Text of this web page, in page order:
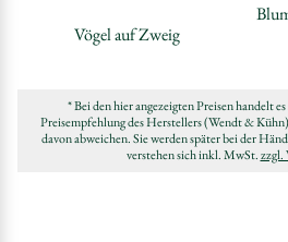
Vögel auf Zweig
* Bei den hier angezeigten Preisen handelt
Preisempfehlung des Herstellers (Wendt &
davon abweichen. Sie werden später bei der
verstehen sich inkl. MwSt.zzgl.